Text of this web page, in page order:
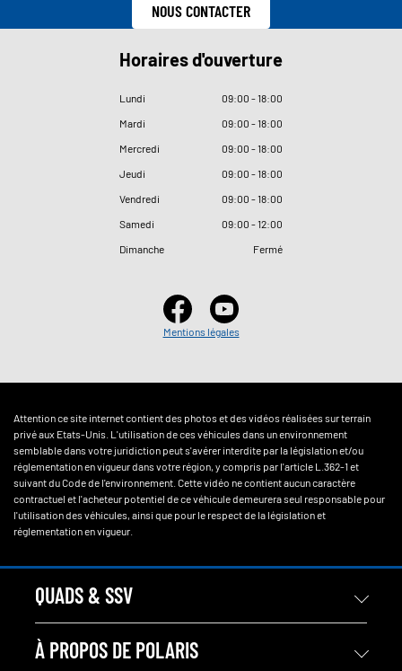
NOUS CONTACTER
Horaires d'ouverture
Lundi 09:00 - 18:00
Mardi
09:00 - 18:00
Mercredi
09:00 - 18:00
Jeudi
09:00 - 18:00
Vendredi
09:00 - 18:00
Samedi
09:00 - 12:00
Dimanche
Fermé
Mentions légales
Attention ce site internet contient des photos et des vidéos réalisées sur terrain
privé aux Etats-Unis. L'utilisation de ces véhicules dans un environnement
semblable dans votre juridiction peut s'avérer interdite par la législation et/ou
réglementation en vigueur dans votre région, y compris par l'article L.362-1 et
suivant du Code de l'environnement. Cette vidéo ne contient aucun caractère
contractuel et l'acheteur potentiel de ce véhicule demeurera seul responsable pour
l'utilisation des véhicules, ainsi que pour le respect de la législation et
réglementation en vigueur.
QUADS & SSV
À PROPOS DE POLARIS